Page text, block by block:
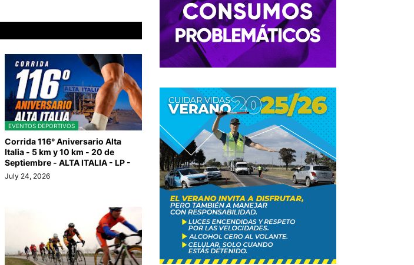
EVENTOS DEPORTIVOS
Corrida 116° Aniversario Alta
Italia - 5 km y 10 km - 20 de
Septiembre - ALTA ITALIA - LP -
July 24, 2026